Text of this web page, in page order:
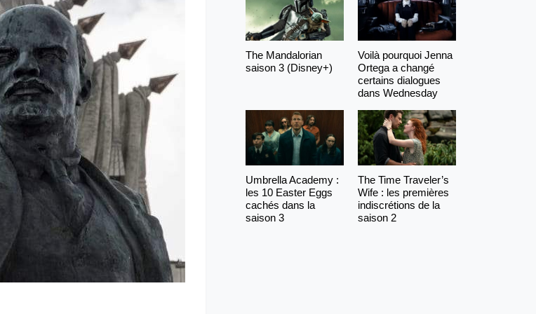
The Mandalorian
saison 3 (Disney+)
Voilà pourquoi Jenna
Ortega a changé
certains dialogues
dans Wednesday
Umbrella Academy :
les 10 Easter Eggs
cachés dans la
saison 3
The Time Traveler’s
Wife : les premières
indiscrétions de la
saison 2